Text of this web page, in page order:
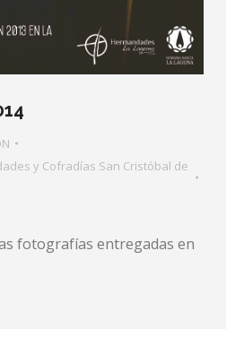
y Cofradías San Cristóbal de
fotografías entregadas en